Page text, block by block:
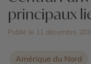
principaux
Publié le 11 décembre
Amérique du Nord